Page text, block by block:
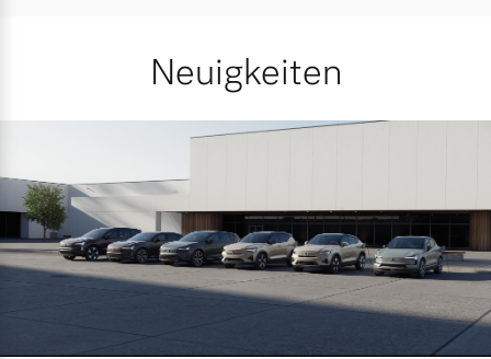
Neuigkeiten